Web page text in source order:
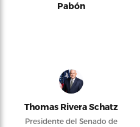
Pabón
Thomas Rivera Schatz
Presidente del Senado de